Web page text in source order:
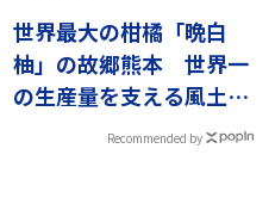
世界最大の柑橘「晩白
柚」の故郷熊本 世界一
の生産量を支える風土と
Recommended by